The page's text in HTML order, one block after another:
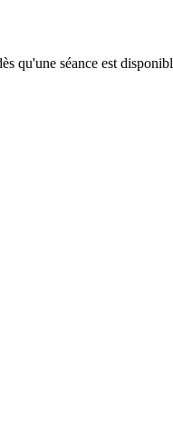
qu'une séance est